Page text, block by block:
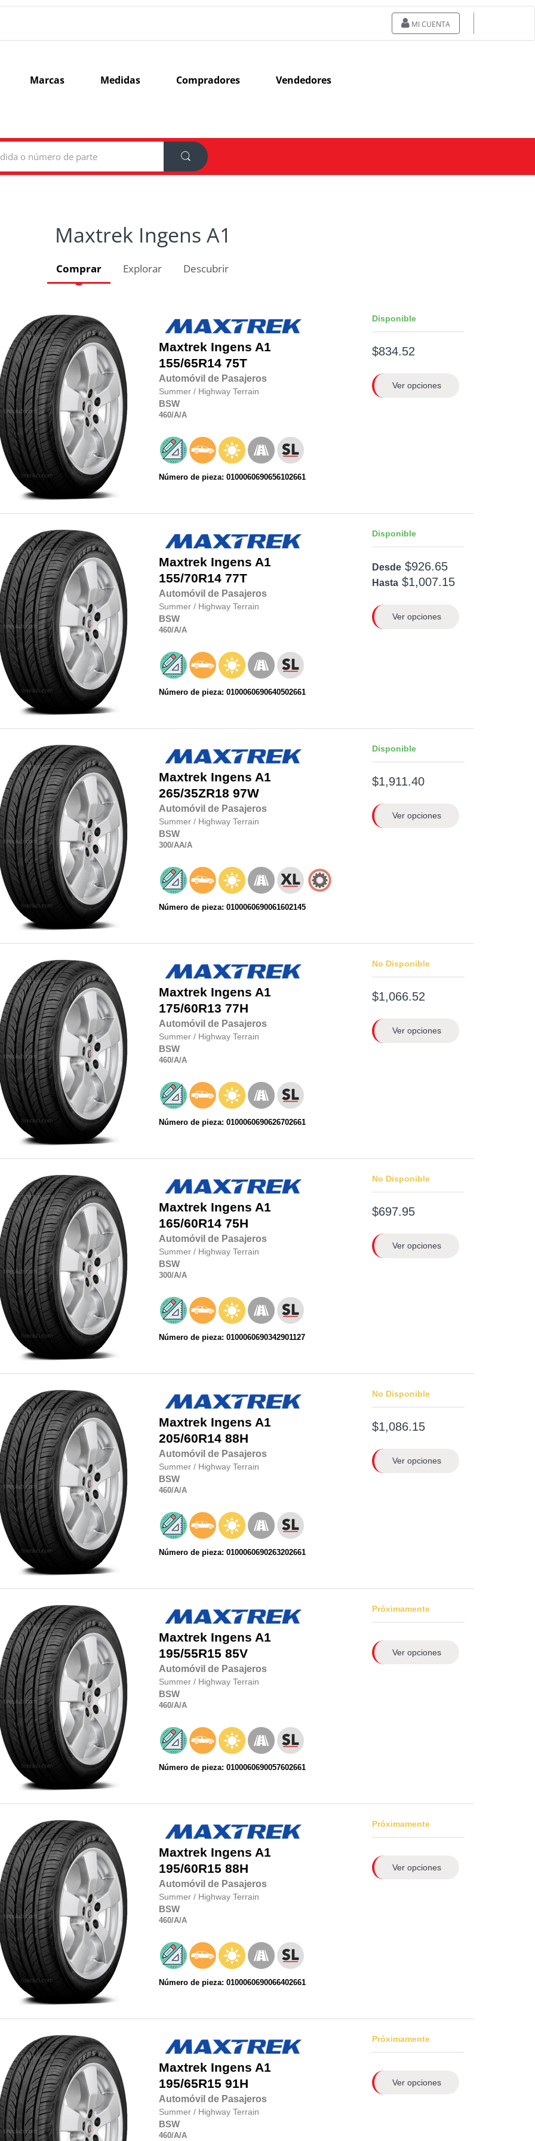
MI CUENTA
Marcas Medidas Compradores Vendedores
Maxtrek Ingens A1
Comprar Explorar Descubrir
Maxtrek Ingens A1
155/65R1475T
Automóvil de Pasajeros
Summer / Highway Terrain
BSW
460/A/A
Número de pieza: 0100060690656102661
Disponible
$834.52
Ver opciones
Maxtrek Ingens A1
155/70R1477T
Automóvil de Pasajeros
Summer / Highway Terrain
BSW
460/A/A
Número de pieza: 0100060690640502661
Disponible
Desde $926.65
Hasta $1,007.15
Ver opciones
Maxtrek Ingens A1
265/35ZR18 97W
Automóvil de Pasajeros
Summer / Highway Terrain
BSW
300/AA/A
Número de pieza: 0100060690061602145
Disponible
$1,911.40
Ver opciones
Maxtrek Ingens A1
175/60R13 77H
Automóvil de Pasajeros
Summer / Highway Terrain
BSW
460/A/A
Número de pieza: 0100060690626702661
No Disponible
$1,066.52
Ver opciones
Maxtrek Ingens A1
165/60R1475H
Automóvil de Pasajeros
Summer / Highway Terrain
BSW
300/A/A
Número de pieza: 0100060690342901127
No Disponible
$697.95
Ver opciones
Maxtrek Ingens A1
205/60R1488H
Automóvil de Pasajeros
Summer / Highway Terrain
BSW
460/A/A
Número de pieza: 0100060690263202661
No Disponible
$1,086.15
Ver opciones
Maxtrek Ingens A1
195/55R15 85V
Automóvil de Pasajeros
Summer / Highway Terrain
BSW
460/A/A
Número de pieza: 0100060690057602661
Próximamente
Ver opciones
Maxtrek Ingens A1
195/60R15 88H
Automóvil de Pasajeros
Summer / Highway Terrain
BSW
460/A/A
Número de pieza: 0100060690066402661
Próximamente
Ver opciones
Maxtrek Ingens A1
195/65R15 91H
Automóvil de Pasajeros
Summer / Highway Terrain
BSW
460/A/A
Próximamente
Ver opciones